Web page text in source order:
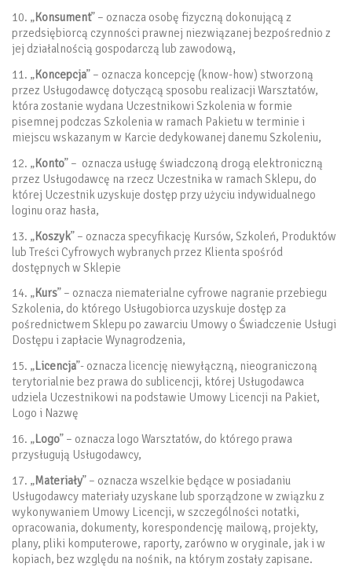
10. „Konsument” – oznacza osobę fizyczną dokonującą z
przedsiębiorcą czynności prawnej niezwiązanej bezpośrednio z
jej działalnością gospodarczą lub zawodową,
11. „Koncepcja” – oznacza koncepcję (know-how) stworzoną
przez Usługodawcę dotyczącą sposobu realizacji Warsztatów,
która zostanie wydana Uczestnikowi Szkolenia w formie
pisemnej podczas Szkolenia w ramach Pakietu w terminie i
miejscu wskazanym w Karcie dedykowanej danemu Szkoleniu,
12. „Konto” – oznacza usługę świadczoną drogą elektroniczną
przez Usługodawcę na rzecz Uczestnika w ramach Sklepu, do
której Uczestnik uzyskuje dostęp przy użyciu indywidualnego
loginu oraz hasła,
13. „Koszyk” – oznacza specyfikację Kursów, Szkoleń, Produktów
lub Treści Cyfrowych wybranych przez Klienta spośród
dostępnych w Sklepie
14. „Kurs” – oznacza niematerialne cyfrowe nagranie przebiegu
Szkolenia, do którego Usługobiorca uzyskuje dostęp za
pośrednictwem Sklepu po zawarciu Umowy o Świadczenie Usługi
Dostępu i zapłacie Wynagrodzenia,
15. „Licencja”- oznacza licencję niewyłączną, nieograniczoną
terytorialnie bez prawa do sublicencji, której Usługodawca
udziela Uczestnikowi na podstawie Umowy Licencji na Pakiet,
Logo i Nazwę
16. „Logo” – oznacza logo Warsztatów, do którego prawa
przysługują Usługodawcy,
17. „Materiały” – oznacza wszelkie będące w posiadaniu
Usługodawcy materiały uzyskane lub sporządzone w związku z
wykonywaniem Umowy Licencji, w szczególności notatki,
opracowania, dokumenty, korespondencję mailową, projekty,
plany, pliki komputerowe, raporty, zarówno w oryginale, jak i w
kopiach, bez względu na nośnik, na którym zostały zapisane.